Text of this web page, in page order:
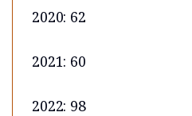
2020: 62
2021: 60
2022: 98